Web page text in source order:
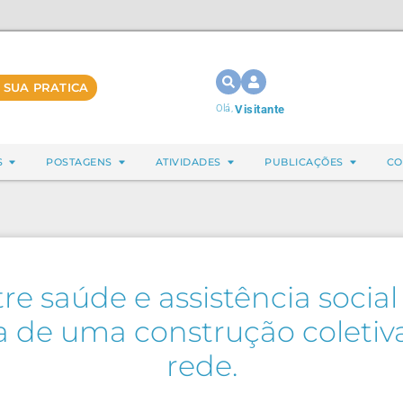
PRATICA
Olá,Visitante
POSTAGENS ATIVIDADES PUBLICAÇÕES
saúde e assistência
de uma construção
rede.